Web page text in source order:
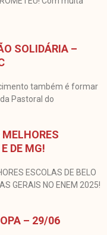
SOLIDÁRIA –
também é formar
Pastoral do
DE MG!
ESCOLAS DE BELO
GERAIS NO ENEM 2025!
– 29/06